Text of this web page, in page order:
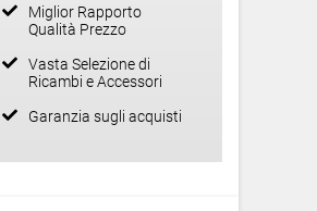
Miglior Rapporto
Qualità Prezzo
Vasta Selezione di
Ricambi e Accessori
Garanzia sugli acquisti